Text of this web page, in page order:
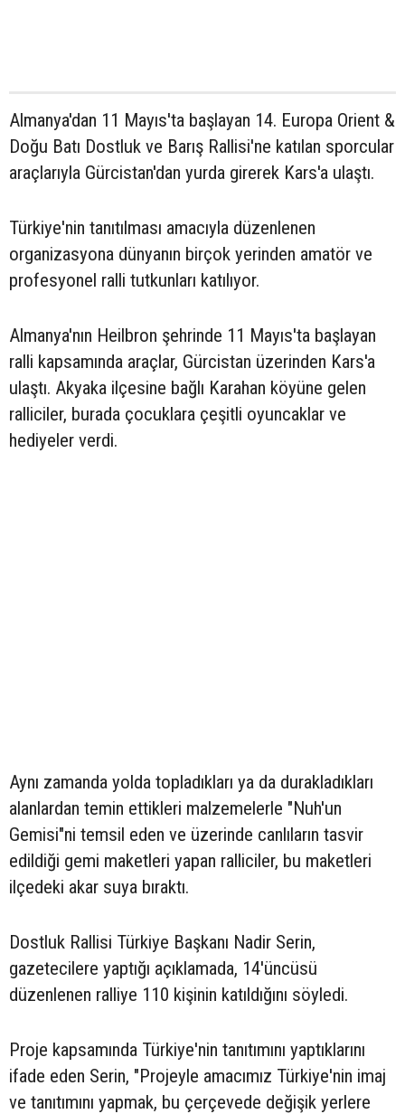
Almanya'dan 11 Mayıs'ta başlayan 14. Europa Orient &
Doğu Batı Dostluk ve Barış Rallisi'ne katılan sporcular
araçlarıyla Gürcistan'dan yurda girerek Kars'a ulaştı.
Türkiye'nin tanıtılması amacıyla düzenlenen
organizasyona dünyanın birçok yerinden amatör ve
profesyonel ralli tutkunları katılıyor.
Almanya'nın Heilbron şehrinde 11 Mayıs'ta başlayan
ralli kapsamında araçlar, Gürcistan üzerinden Kars'a
ulaştı. Akyaka ilçesine bağlı Karahan köyüne gelen
ralliciler, burada çocuklara çeşitli oyuncaklar ve
hediyeler verdi.
Aynı zamanda yolda topladıkları ya da durakladıkları
alanlardan temin ettikleri malzemelerle "Nuh'un
Gemisi"ni temsil eden ve üzerinde canlıların tasvir
edildiği gemi maketleri yapan ralliciler, bu maketleri
ilçedeki akar suya bıraktı.
Dostluk Rallisi Türkiye Başkanı Nadir Serin,
gazetecilere yaptığı açıklamada, 14'üncüsü
düzenlenen ralliye 110 kişinin katıldığını söyledi.
Proje kapsamında Türkiye'nin tanıtımını yaptıklarını
ifade eden Serin, "Projeyle amacımız Türkiye'nin imaj
ve tanıtımını yapmak, bu çerçevede değişik yerlere